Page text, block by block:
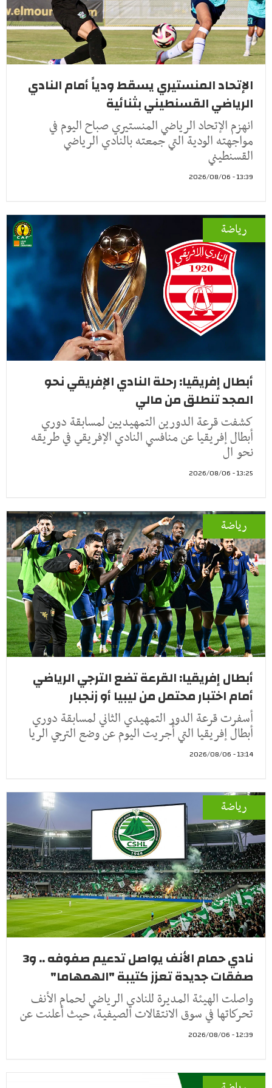
الإتحاد المنستيري يسقط ودياً أمام النادي
الرياضي القسنطيني بثنائية
انهزم الإتحاد الرياضي المنستيري صباح اليوم في
مواجهته الودية التي جمعته بالنادي الرياضي
القسنطيني
13:39 - 2026/08/06
رياضة
أبطال إفريقيا: رحلة النادي الإفريقي نحو
المجد تنطلق من مالي
كشفت قرعة الدورين التمهيديين لمسابقة دوري
أبطال إفريقيا عن منافسي النادي الإفريقي في طريقه
نحو ال
13:25 - 2026/08/06
رياضة
أبطال إفريقيا: القرعة تضع الترجي الرياضي
أمام اختبار محتمل من ليبيا أو زنجبار
أسفرت قرعة الدور التمهيدي الثاني لمسابقة دوري
أبطال إفريقيا التي أُجريت اليوم عن وضع الترجي الريا
13:14 - 2026/08/06
رياضة
نادي حمام الأنف يواصل تدعيم صفوفه .. و3
صفقات جديدة تعزز كتيبة "الهمهاما"
واصلت الهيئة المديرة للنادي الرياضي لحمام الأنف
تحركاتها في سوق الانتقالات الصيفية، حيث أعلنت عن
12:39 - 2026/08/06